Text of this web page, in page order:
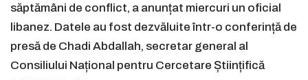
săptămâni de conflict, a anunțat miercuri un oficial
libanez. Datele au fost dezvăluite într-o conferință de
presă de Chadi Abdallah, secretar general al
Consiliului Național pentru Cercetare Științifică